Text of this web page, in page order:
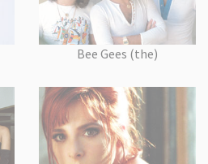
Bee Gees (the)